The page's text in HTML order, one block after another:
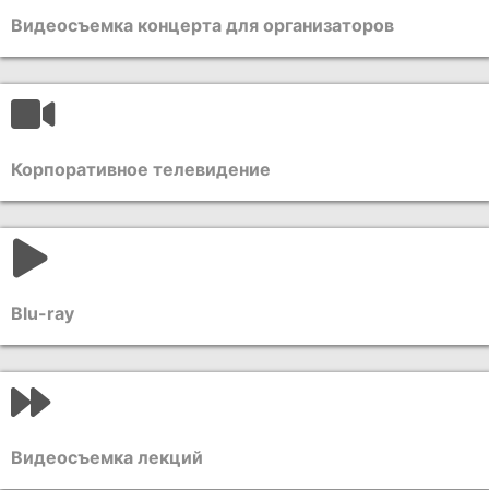
Видеосъемка концерта для организаторов
Корпоративное телевидение
Blu-ray
Видеосъемка лекций